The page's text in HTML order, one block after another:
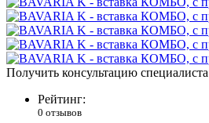
Получить консультацию специалиста
Рейтинг:
0 отзывов